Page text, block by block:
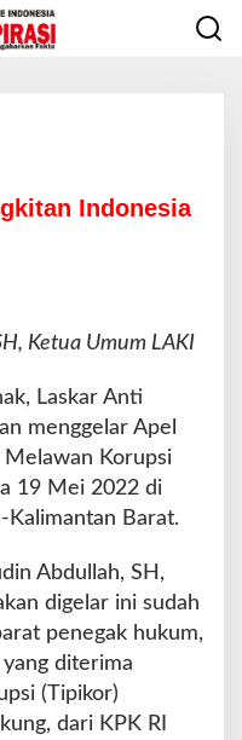
Indonesia
Ketua Umum LAKI
Laskar Anti
menggelar Apel
Melawan Korupsi
19 Mei 2022 di
Kalimantan Barat.
Abdullah, SH,
digelar ini sudah
penegak hukum,
diterima
(Tipikor)
dari KPK RI